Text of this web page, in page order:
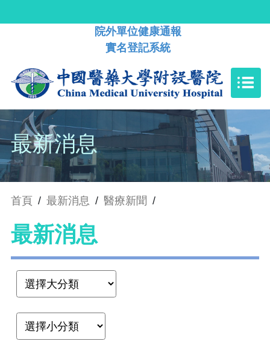
院外單位健康通報
實名登記系統
最新消息
首頁 / 最新消息 / 醫療新聞 /
最新消息